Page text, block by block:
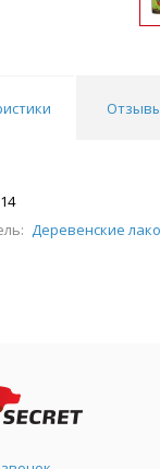
Деревенские